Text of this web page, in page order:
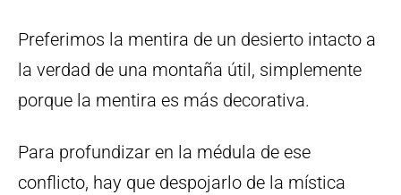
Preferimos la mentira de un desierto intacto a
la verdad de una montaña útil, simplemente
porque la mentira es más decorativa.
Para profundizar en la médula de ese
conflicto, hay que despojarlo de la mística